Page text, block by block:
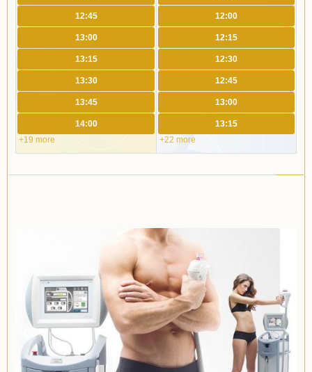
12:45
13:00
13:15
13:30
13:45
14:00
+19 more
12:00
12:15
12:30
12:45
13:00
13:15
+22 more